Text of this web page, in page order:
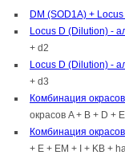
DM (SOD1A) + Locus
Locus D (Dilution) -
+ d2
Locus D (Dilution) -
+ d3
Комбинация
окрасов A + B + D +
Комбинация
+ E + EM + I + KB +